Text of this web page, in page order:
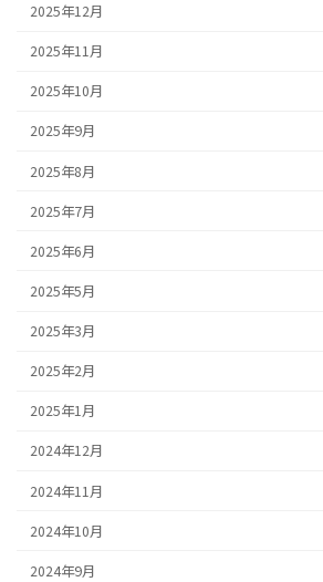
2025年12月
2025年11月
2025年10月
2025年9月
2025年8月
2025年7月
2025年6月
2025年5月
2025年3月
2025年2月
2025年1月
2024年12月
2024年11月
2024年10月
2024年9月